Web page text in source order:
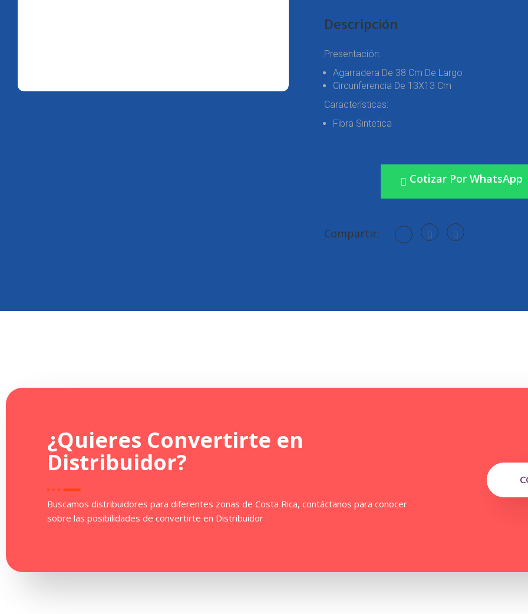
Descripción
Presentación:
Agarradera De 38 Cm De Largo
Circunferencia De 13X13 Cm
Características:
Fibra Sintetica
Cotizar Por WhatsApp
Compartir:
¿Quieres Convertirte en
Distribuidor?
Buscamos distribuidores para diferentes zonas de Costa Rica, contáctanos para conocer
sobre las posibilidades de convertirte en Distribuidor